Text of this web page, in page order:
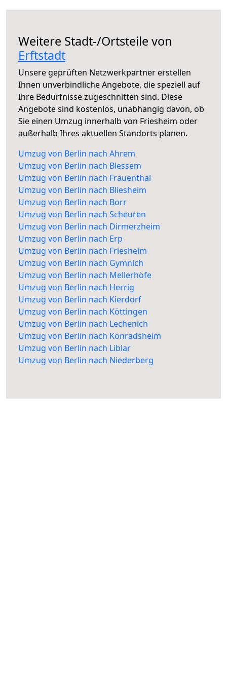
Weitere Stadt-/Ortsteile von
Erftstadt
Unsere geprüften Netzwerkpartner erstellen
Ihnen unverbindliche Angebote, die speziell auf
Ihre Bedürfnisse zugeschnitten sind. Diese
Angebote sind kostenlos, unabhängig davon, ob
Sie einen Umzug innerhalb von Friesheim oder
außerhalb Ihres aktuellen Standorts planen.
Umzug von Berlin nach Ahrem
Umzug von Berlin nach Blessem
Umzug von Berlin nach Frauenthal
Umzug von Berlin nach Bliesheim
Umzug von Berlin nach Borr
Umzug von Berlin nach Scheuren
Umzug von Berlin nach Dirmerzheim
Umzug von Berlin nach Erp
Umzug von Berlin nach Friesheim
Umzug von Berlin nach Gymnich
Umzug von Berlin nach Mellerhöfe
Umzug von Berlin nach Herrig
Umzug von Berlin nach Kierdorf
Umzug von Berlin nach Köttingen
Umzug von Berlin nach Lechenich
Umzug von Berlin nach Konradsheim
Umzug von Berlin nach Liblar
Umzug von Berlin nach Niederberg